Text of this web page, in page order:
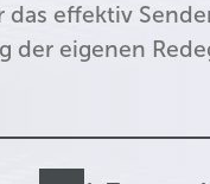
effektiv
der eigenen